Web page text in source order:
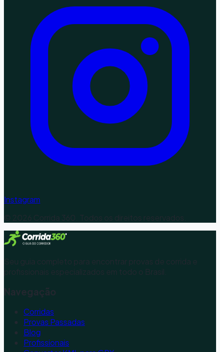
Instagram
© 2026 Corrida 360. Todos os direitos reservados.
Seu guia completo para encontrar provas de corrida e
profissionais especializados em todo o Brasil.
Navegação
Corridas
Provas Passadas
Blog
Profissionais